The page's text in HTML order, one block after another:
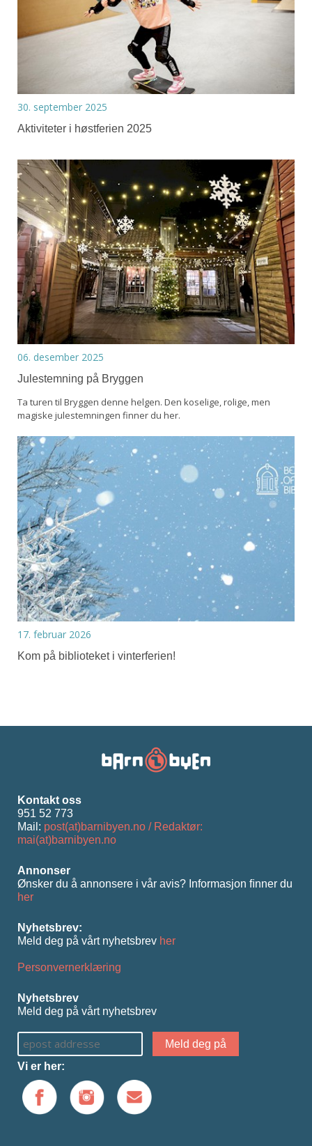
30. september 2025
Aktiviteter i høstferien 2025
06. desember 2025
Julestemning på Bryggen
Ta turen til Bryggen denne helgen. Den koselige, rolige, men
magiske julestemningen finner du her.
17. februar 2026
Kom på biblioteket i vinterferien!
Kontakt oss
951 52 773
Mail: post(at)barnibyen.no / Redaktør:
mai(at)barnibyen.no
Annonser
Ønsker du å annonsere i vår avis? Informasjon ﬁnner du
her
Nyhetsbrev:
Meld deg på vårt nyhetsbrev her
Personvernerklæring
Nyhetsbrev
Meld deg på vårt nyhetsbrev
Vi er her: